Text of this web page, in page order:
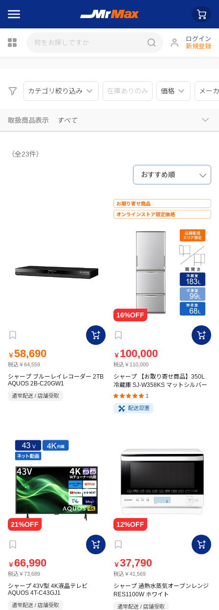
ログイン
新規登録
カテゴリ絞り込み 在庫ありのみ 価格 メー
取扱商品表示 すべて
（全23件）
おすすめ順
￥58,690
税込￥64,559
シャープ ブルーレイレコーダー 2TB
AQUOS 2B-C20GW1
通常配送 / 店舗受取
お取り寄せ商品
オンラインストア限定価格
￥ 100,000
税込￥110,000
シャープ 【お取り寄せ商品】350L
冷蔵庫 SJ-W358KS マットシルバー
1
配送設置
￥66,990
税込￥73,689
シャープ 43V型 4K液晶テレビ
AQUOS 4T-C43GJ1
通常配送 / 店舗受取
￥37,790
税込￥41,569
シャープ 過熱水蒸気オーブンレンジ
RES1100W ホワイト
通常配送 / 店舗受取